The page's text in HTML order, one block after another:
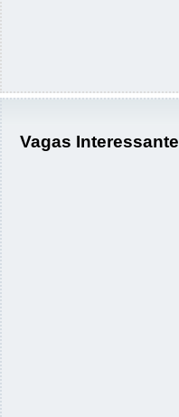
Vagas